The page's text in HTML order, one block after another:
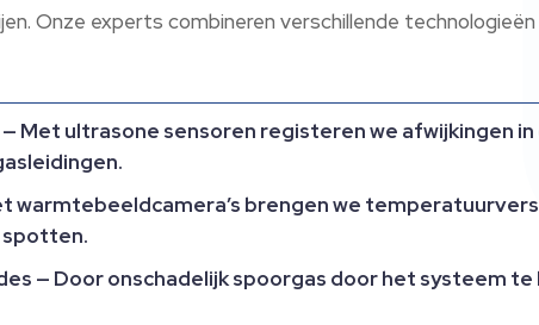
Onze experts combineren verschillende
Met ultrasone sensoren registeren we afwijkingen
warmtebeeldcamera’s brengen we
spotten.​
— Door onschadelijk spoorgas door het systeem te